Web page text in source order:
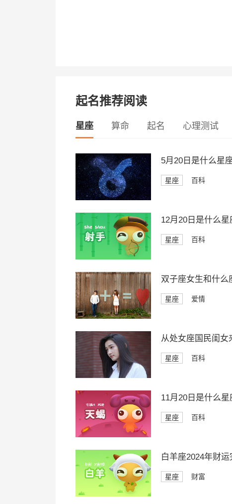
起名推荐阅读
星座 算命 起名 心理测试
5月20日是什么星
星座 百科
12月20日是什么星
星座 百科
双子座女生和什么
星座 爱情
从处女座国民闺女
星座 百科
11月20日是什么星
星座 百科
白羊座2024年财运
星座 财富